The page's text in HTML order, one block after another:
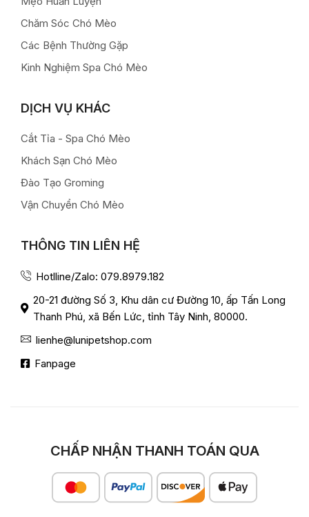
Chăm Sóc Chó Mèo
Các Bệnh Thường Gặp
Kinh Nghiệm Spa Chó Mèo
DỊCH VỤ KHÁC
Cắt Tỉa - Spa Chó Mèo
Khách Sạn Chó Mèo
Đào Tạo Groming
Vận Chuyển Chó Mèo
THÔNG TIN LIÊN HỆ
Hotlline/Zalo: 079.8979.182
20-21 đường Số 3, Khu dân cư Đường 10, ấp Tấn Long
Thanh Phú, xã Bến Lức, tỉnh Tây Ninh, 80000.
lienhe@lunipetshop.com
Fanpage
CHẤP NHẬN THANH TOÁN QUA